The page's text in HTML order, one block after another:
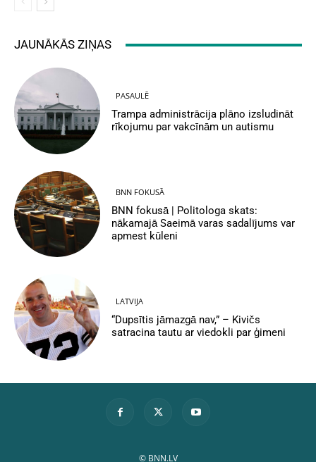
JAUNĀKĀS ZIŅAS
PASAULĒ
Trampa administrācija plāno izsludināt
rīkojumu par vakcīnām un autismu
BNN FOKUSĀ
BNN fokusā | Politologa skats:
nākamajā Saeimā varas sadalījums var
apmest kūleni
LATVIJA
“Dupsītis jāmazgā nav,” – Kivičs
satracina tautu ar viedokli par ģimeni
© BNN.LV